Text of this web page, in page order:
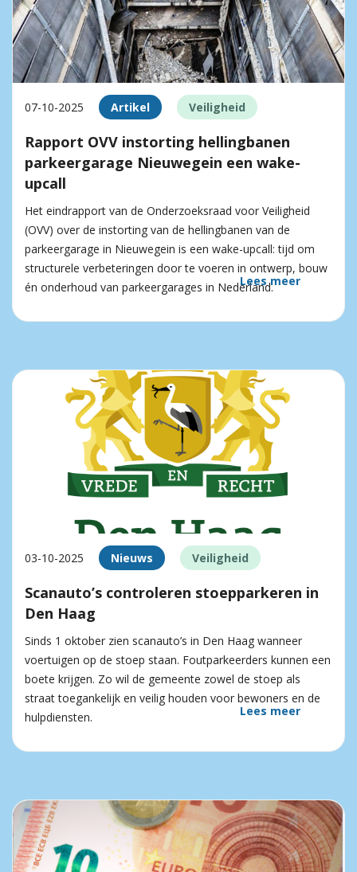
07-10-2025 Artikel Veiligheid
Rapport OVV instorting hellingbanen
parkeergarage Nieuwegein een wake-
upcall
Het eindrapport van de Onderzoeksraad voor Veiligheid
(OVV) over de instorting van de hellingbanen van de
parkeergarage in Nieuwegein is een wake-upcall: tijd om
structurele verbeteringen door te voeren in ontwerp, bouw
én onderhoud van parkeergarages in Nederland.
Lees meer
03-10-2025 Nieuws Veiligheid
Scanauto’s controleren stoepparkeren in
Den Haag
Sinds 1 oktober zien scanauto’s in Den Haag wanneer
voertuigen op de stoep staan. Foutparkeerders kunnen een
boete krijgen. Zo wil de gemeente zowel de stoep als
straat toegankelijk en veilig houden voor bewoners en de
hulpdiensten.
Lees meer